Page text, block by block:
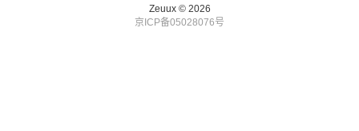
Zeuux © 2026
京ICP备05028076号